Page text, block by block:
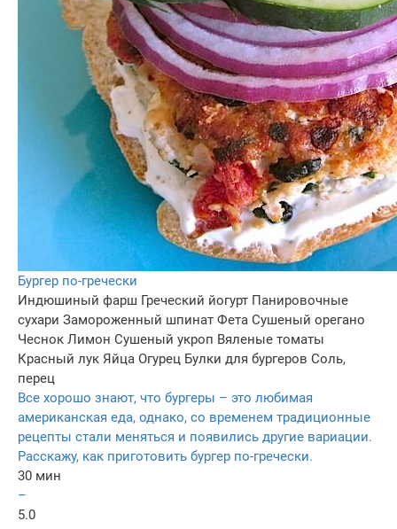
Бургер по-гречески
Индюшиный фарш Греческий йогурт Панировочные
сухари Замороженный шпинат Фета Сушеный орегано
Чеснок Лимон Сушеный укроп Вяленые томаты
Красный лук Яйца Огурец Булки для бургеров Соль,
перец
Все хорошо знают, что бургеры – это любимая
американская еда, однако, со временем традиционные
рецепты стали меняться и появились другие вариации.
Расскажу, как приготовить бургер по-гречески.
30 мин
–
5.0